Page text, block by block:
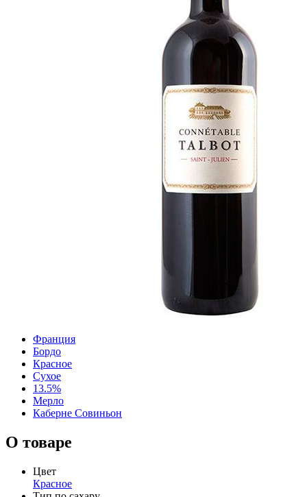
Франция
Бордо
Красное
Сухое
13.5%
Мерло
Каберне Совиньон
О товаре
Цвет
Красное